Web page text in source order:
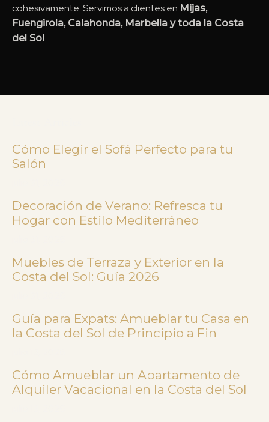
cohesivamente. Servimos a clientes en Mijas,
Fuengirola, Calahonda, Marbella y toda la Costa
del Sol.
Cómo Elegir el Sofá Perfecto para tu
Salón
Decoración de Verano: Refresca tu
Hogar con Estilo Mediterráneo
Muebles de Terraza y Exterior en la
Costa del Sol: Guía 2026
Guía para Expats: Amueblar tu Casa en
la Costa del Sol de Principio a Fin
Cómo Amueblar un Apartamento de
Alquiler Vacacional en la Costa del Sol